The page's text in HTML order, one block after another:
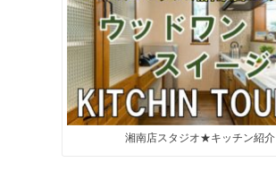
湘南店スタジオ★キッチン紹介